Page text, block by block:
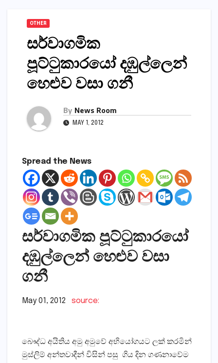
OTHER
සර්වාගමික
පූට්ටුකාරයෝ දඹුල්ලෙන්
හෙළුව වසා ගනී
By News Room
MAY 1, 2012
Spread the News
සර්වාගමික පූට්ටුකාරයෝ
දඹුල්ලෙන් හෙළුව වසා
ගනී
May 01, 2012 source:
බෞද්ධ අයිතිය අමු අමුවේ අභියෝගයට ලක් කරමින්
මුස්ලිම් අන්තවාදීන් විසින් පසු ගිය දින ගණනාවේම